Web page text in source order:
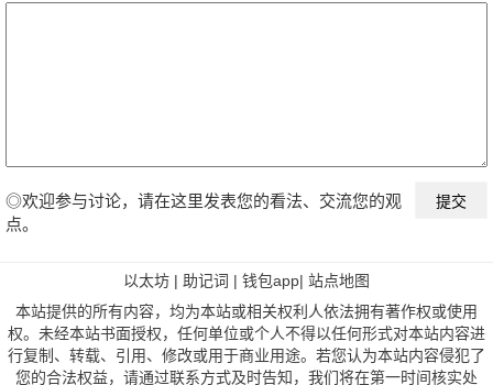
◎欢迎参与讨论，请在这里发表您的看法、交流您的观
点。
以太坊 | 助记词 | 钱包app| 站点地图
本站提供的所有内容，均为本站或相关权利人依法拥有著作权或使用
权。未经本站书面授权，任何单位或个人不得以任何形式对本站内容进
行复制、转载、引用、修改或用于商业用途。若您认为本站内容侵犯了
您的合法权益，请通过联系方式及时告知，我们将在第一时间核实处